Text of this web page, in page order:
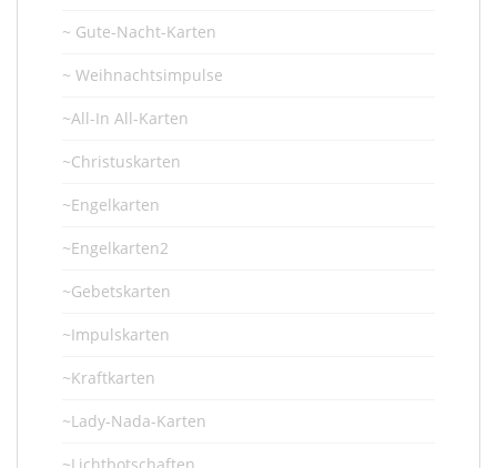
~ Gute-Nacht-Karten
~ Weihnachtsimpulse
~All-In All-Karten
~Christuskarten
~Engelkarten
~Engelkarten2
~Gebetskarten
~Impulskarten
~Kraftkarten
~Lady-Nada-Karten
~Lichtbotschaften